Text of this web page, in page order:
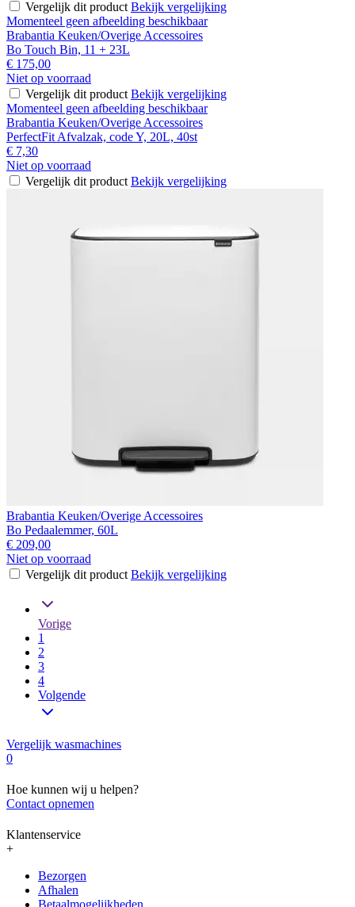
Vergelijk dit product Bekijk vergelijking
Momenteel geen afbeelding beschikbaar
Brabantia Keuken/Overige Accessoires
Bo Touch Bin, 11 + 23L
€ 175,00
Niet op voorraad
Vergelijk dit product Bekijk vergelijking
Momenteel geen afbeelding beschikbaar
Brabantia Keuken/Overige Accessoires
PerfectFit Afvalzak, code Y, 20L, 40st
€ 7,30
Niet op voorraad
Vergelijk dit product Bekijk vergelijking
Brabantia Keuken/Overige Accessoires
Bo Pedaalemmer, 60L
€ 209,00
Niet op voorraad
Vergelijk dit product Bekijk vergelijking
Vorige
1
2
3
4
Volgende
Vergelijk wasmachines
0
Hoe kunnen wij u helpen?
Contact opnemen
Klantenservice
+
Bezorgen
Afhalen
Betaalmogelijkheden